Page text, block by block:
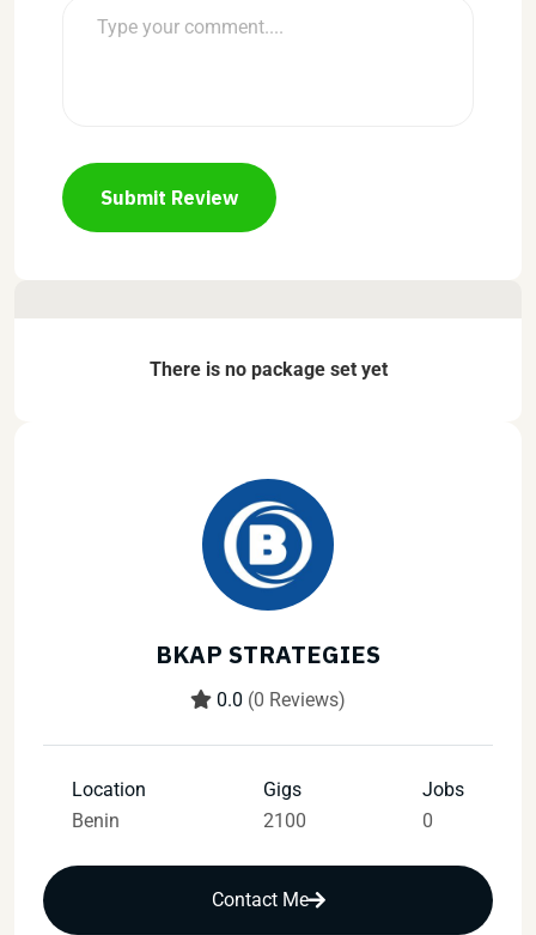
Submit Review
There is no package set yet
BKAP STRATEGIES
0.0 (0 Reviews)
Location
Benin
Gigs
2100
Jobs
0
Contact Me